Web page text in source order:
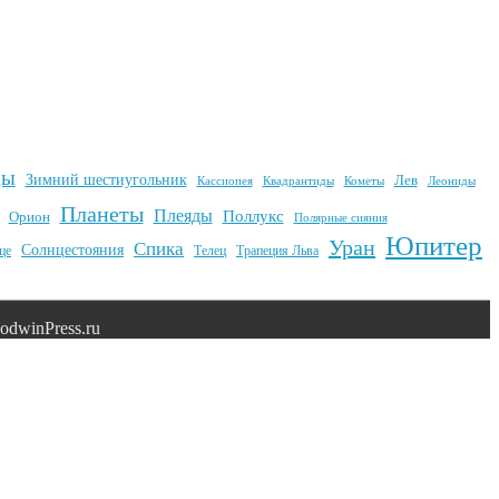
Зимний шестиугольник Кассиопея Квадрантиды Кометы Лев Леониды
Орион Планеты Плеяды Поллукс Полярные сияния
Солнцестояния Спика Телец Трапеция Льва Уран Юпитер